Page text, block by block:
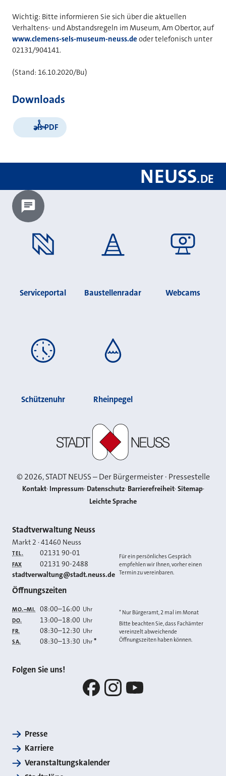
Wichtig: Bitte informieren Sie sich über die aktuellen
Verhaltens- und Abstandsregeln im Museum, Am Obertor, auf
www.clemens-sels-museum-neuss.de oder telefonisch unter
02131/904141.
(Stand: 16.10.2020/Bu)
Downloads
als PDF
NEUSS.DE
Chatbot laden?
Serviceportal Baustellenradar Webcams
Schützenuhr Rheinpegel
©2026, STADT NEUSS – Der Bürgermeister · Pressestelle
Kontakt Impressum Datenschutz Barrierefreiheit Sitemap
Leichte Sprache
Kontakt
Stadtverwaltung Neuss
Markt 2 ·41460 Neuss
TEL. 02131 90-01
FAX 02131 90-2488
E-MAIL
stadtverwaltung@stadt.neuss.de
Für ein persönliches Gespräch
empfehlen wir Ihnen, vorher einen
Termin zu vereinbaren.
Öffnungszeiten
MO.–MI. 08:00–16:00 Uhr
DO. 13:00–18:00 Uhr
FR. 08:30–12:30 Uhr
SA. 08:30–13:30 Uhr *
* Nur Bürgeramt, 2 mal im Monat
Bitte beachten Sie, dass Fachämter
vereinzelt abweichende
Öffnungszeiten haben können.
Folgen Sie uns!
Presse
Karriere
Veranstaltungskalender